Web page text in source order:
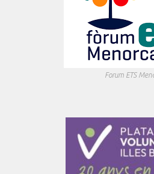
Forum ETS